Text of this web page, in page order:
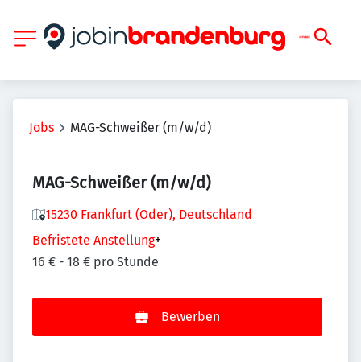
Jobs MAG-Schweißer (m/w/d)
MAG-Schweißer (m/w/d)
15230 Frankfurt (Oder), Deutschland
Befristete Anstellung+
16 € - 18 € pro Stunde
Bewerben